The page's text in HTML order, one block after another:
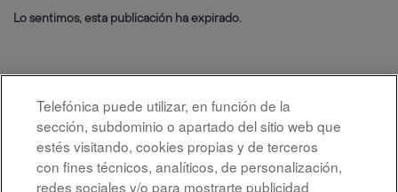
Lo sentimos, esta publicación ha expirado.
Telefónica puede utilizar, en función de la
sección, subdominio o apartado del sitio web que
estés visitando, cookies propias y de terceros
con fines técnicos, analíticos, de personalización,
redes sociales y/o para mostrarte publicidad